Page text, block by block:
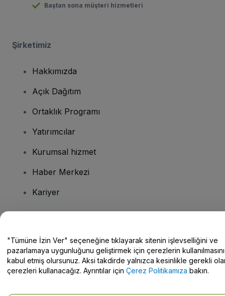
Baştan sona müşteri hizmetleri
Şirketimiz
Hakkımızda
Açık Dağıtım
Ortaklık Programı
Yatırımcılar
Kurumsal hizmet
Haber Merkezi
Kariyer
Yardım Merkezi / Bize Ulaşın
"Tümüne İzin Ver" seçeneğine tıklayarak sitenin işlevselliğini ve
pazarlamaya uygunluğunu geliştirmek için çerezlerin kullanılmasını
kabul etmiş olursunuz. Aksi takdirde yalnızca kesinlikle gerekli
çerezleri kullanacağız. Ayrıntılar için Çerez Politikamıza bakın.